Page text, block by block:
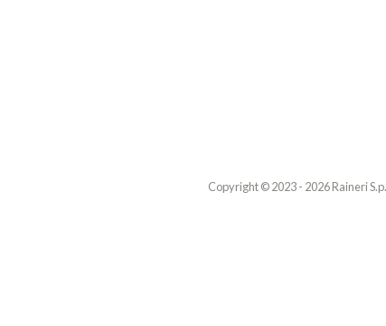
Copyright © 2023 - 2026 Raineri